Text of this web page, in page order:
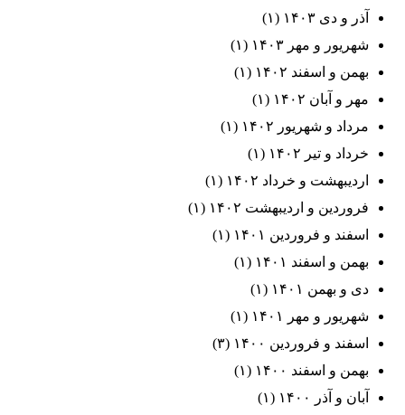
آذر و دی ۱۴۰۳
(۱)
شهریور و مهر ۱۴۰۳
(۱)
بهمن و اسفند ۱۴۰۲
(۱)
مهر و آبان ۱۴۰۲
(۱)
مرداد و شهریور ۱۴۰۲
(۱)
خرداد و تیر ۱۴۰۲
(۱)
اردیبهشت و خرداد ۱۴۰۲
(۱)
فروردین و اردیبهشت ۱۴۰۲
(۱)
اسفند و فروردین ۱۴۰۱
(۱)
بهمن و اسفند ۱۴۰۱
(۱)
دی و بهمن ۱۴۰۱
(۱)
شهریور و مهر ۱۴۰۱
(۱)
اسفند و فروردین ۱۴۰۰
(۳)
بهمن و اسفند ۱۴۰۰
(۱)
آبان و آذر ۱۴۰۰
(۱)